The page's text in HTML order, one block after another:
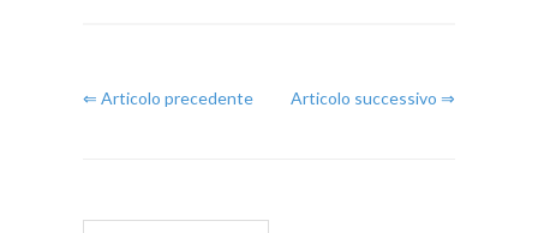
⇐ Articolo precedente Articolo successivo ⇒